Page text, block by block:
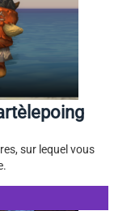
sur lequel vous